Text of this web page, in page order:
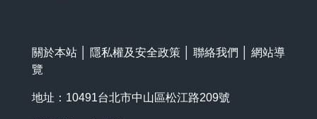
關於本站 隱私權及安全政策 聯絡我們
網站導
覽
地址：10491台北市中山區松江路209號